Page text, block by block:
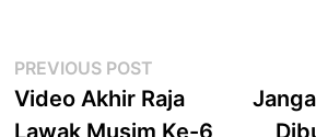
Post
navigation
PREVIOUS POST
post:
Video Akhir Raja
Lawak Musim Ke-6